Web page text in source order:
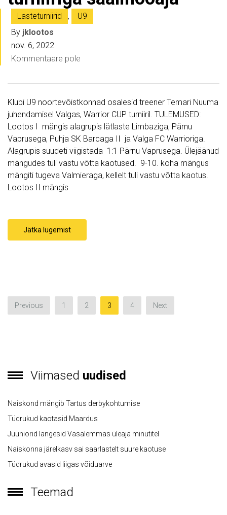
Lasteturniirid ,
U9
By jklootos
nov. 6, 2022
Kommentaare pole
Klubi U9 noortevõistkonnad osalesid treener Temari Nuuma
juhendamisel Valgas, Warrior CUP turniiril. TULEMUSED:
Lootos I mängis alagrupis lätlaste Limbaziga, Pärnu
Vaprusega, Puhja SK Barcaga II ja Valga FC Warrioriga.
Alagrupis suudeti viigistada 1:1 Pärnu Vaprusega. Ülejäänud
mängudes tuli vastu võtta kaotused. 9-10. koha mängus
mängiti tugeva Valmieraga, kellelt tuli vastu võtta kaotus.
Lootos II mängis
Jätka lugemist
Previous 1 2 3 4 Next
Viimased uudised
Naiskond mängib Tartus derbykohtumise
Tüdrukud kaotasid Maardus
Juuniorid langesid Vasalemmas üleaja minutitel
Naiskonna järelkasv sai saarlastelt suure kaotuse
Tüdrukud avasid liigas võiduarve
Teemad